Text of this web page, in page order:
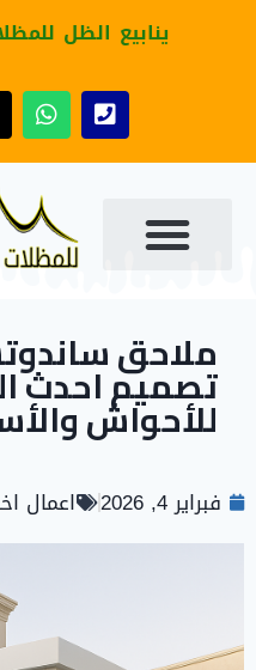
ينابيع الظل
ملاحق
تصميم احدث
للأحواش
فبراير 4, 2026 اعمال